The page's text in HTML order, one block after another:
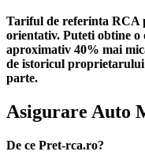
Tariful de referinta RCA
orientativ. Puteti obtine o
aproximativ 40% mai
de istoricul proprietarului
parte.
Asigurare Auto
De ce Pret-rca.ro?